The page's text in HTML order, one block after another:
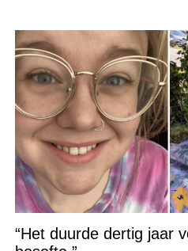
“Het duurde dertig jaar